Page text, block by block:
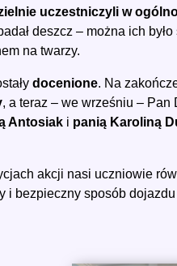
uczestniczyli w
deszcz – można ich
na twarzy.
docenione. Na
, a teraz – we wrześniu – Pan
Antosiak i panią Karoliną
akcji nasi uczniowie
bezpieczny sposób dojazdu